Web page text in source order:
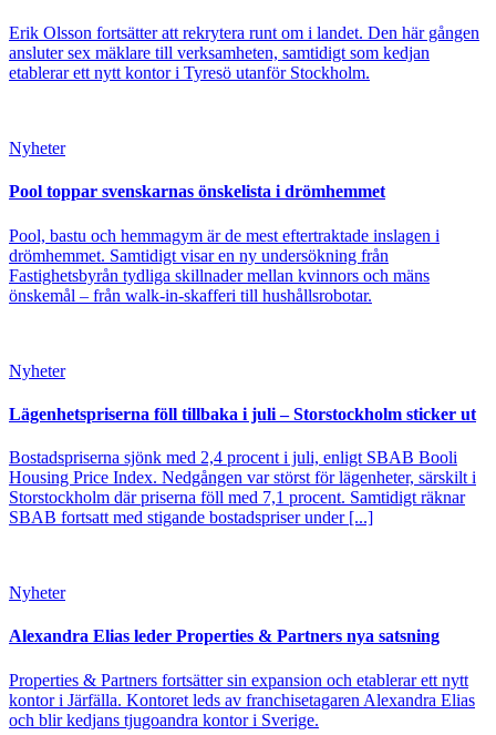
Erik Olsson fortsätter att rekrytera runt om i landet. Den här gången
ansluter sex mäklare till verksamheten, samtidigt som kedjan
etablerar ett nytt kontor i Tyresö utanför Stockholm.
Nyheter
Pool toppar svenskarnas önskelista i drömhemmet
Pool, bastu och hemmagym är de mest eftertraktade inslagen i
drömhemmet. Samtidigt visar en ny undersökning från
Fastighetsbyrån tydliga skillnader mellan kvinnors och mäns
önskemål – från walk-in-skafferi till hushållsrobotar.
Nyheter
Lägenhetspriserna föll tillbaka i juli – Storstockholm sticker ut
Bostadspriserna sjönk med 2,4 procent i juli, enligt SBAB Booli
Housing Price Index. Nedgången var störst för lägenheter, särskilt i
Storstockholm där priserna föll med 7,1 procent. Samtidigt räknar
SBAB fortsatt med stigande bostadspriser under [...]
Nyheter
Alexandra Elias leder Properties & Partners nya satsning
Properties & Partners fortsätter sin expansion och etablerar ett nytt
kontor i Järfälla. Kontoret leds av franchisetagaren Alexandra Elias
och blir kedjans tjugoandra kontor i Sverige.